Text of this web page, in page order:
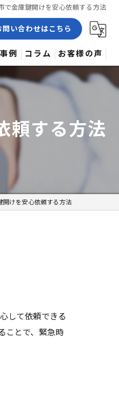
で金庫鍵開けを安心依頼する方法
問い合わせはこちら
例 コラム お客様の声
頼する方法
開けを安心依頼する方法
して依頼できる
ことで、緊急時